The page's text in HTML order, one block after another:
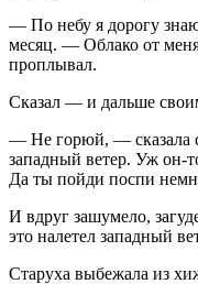
— По небу я дорогу
месяц. — Облако от
проплывал.
Сказал — и дальше
— Не горюй, — сказала
западный ветер. Уж он-
Да ты пойди поспи
И вдруг зашумело,
это налетел западный
Старуха выбежала из